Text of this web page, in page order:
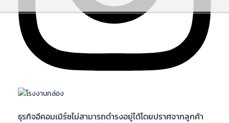
ธุรกิจอีคอมเมิร์ซไม่สามารถดำรงอยู่ได้โดยปราศจากลูกค้า